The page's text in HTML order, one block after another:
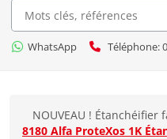
WhatsApp Téléphone:
NOUVEAU ! Étanchéifier
8180 Alfa ProteXos 1K